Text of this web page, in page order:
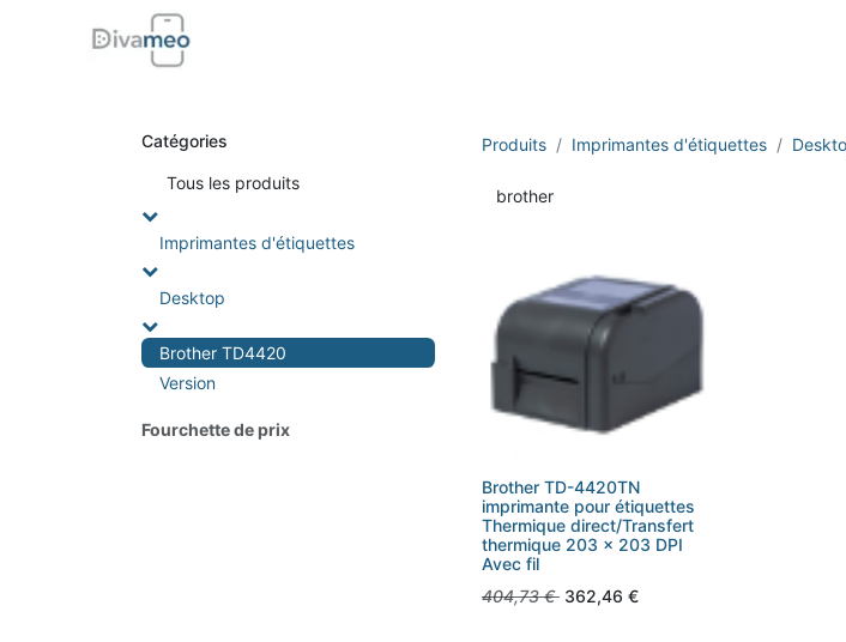
Catégories
Tous les produits
Imprimantes d'étiquettes
Desktop
Brother TD4420
Version
Fourchette de prix
Produits Imprimantes d'étiquettes
Brother TD-4420TN
imprimante pour étiquettes
Thermique direct/Transfert
thermique 203 x 203 DPI
Avec fil
404,73€ 362,46 €